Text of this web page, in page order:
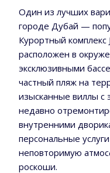
Один из лучших
городе Дубай —
Курортный комплекс
расположен в
эксклюзивными
частный пляж на
изысканные виллы с
недавно
внутренними
персональные
неповторимую
роскоши.